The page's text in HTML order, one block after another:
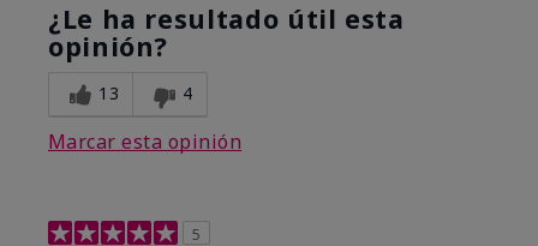
¿Le ha resultado útil esta
opinión?
13 4
Marcar esta opinión
5